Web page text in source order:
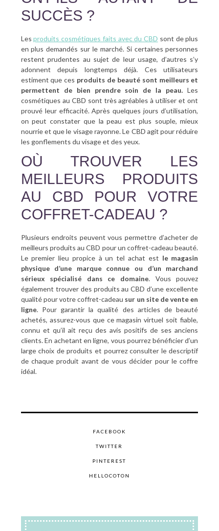
SUCCÈS ?
Lesproduits cosmétiques faits avec du CBD sont de plus
en plus demandés sur le marché. Si certaines personnes
restent prudentes au sujet de leur usage, d’autres s’y
adonnent depuis longtemps déjà. Ces utilisateurs
estiment que ces produits de beauté sont meilleurs et
permettent de bien prendre soin de la peau.Les
cosmétiques au CBD sont très agréables à utiliser et ont
prouvé leur efficacité. Après quelques jours d’utilisation,
on peut constater que la peau est plus souple, mieux
nourrie et que le visage rayonne. Le CBD agit pour réduire
les gonflements du visage et des yeux.
OÙ TROUVER LES
MEILLEURS PRODUITS
AU CBD POUR VOTRE
COFFRET-CADEAU ?
Plusieurs endroits peuvent vous permettre d’acheter de
meilleurs produits au CBD pour un coffret-cadeau beauté.
Le premier lieu propice à un tel achat est le magasin
physique d’une marque connue ou d’un marchand
sérieux spécialisé dans ce domaine. Vous pouvez
également trouver des produits au CBD d’une excellente
qualité pour votre coffret-cadeau sur un site de vente en
ligne. Pour garantir la qualité des articles de beauté
achetés, assurez-vous que ce magasin virtuel soit fiable,
connu et qu’il ait reçu des avis positifs de ses anciens
clients. En achetant en ligne, vous pourrez bénéficier d’un
large choix de produits et pourrez consulter le descriptif
de chaque produit avant de vous décider pour le coffre
idéal.
FACEBOOK
TWITTER
PINTEREST
HELLOCOTON